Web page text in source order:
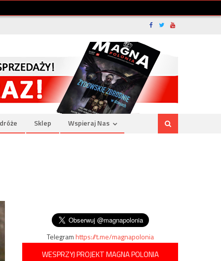
Sklep Wspieraj Nas
Telegramhttps://t.me/magnapolonia
WESPRZYJ PROJEKT MAGNA POLONIA